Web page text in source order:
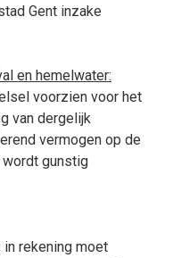
Gent inzake
en hemelwater:
voorzien voor het
van dergelijk
vermogen op de
wordt gunstig
rekening moet